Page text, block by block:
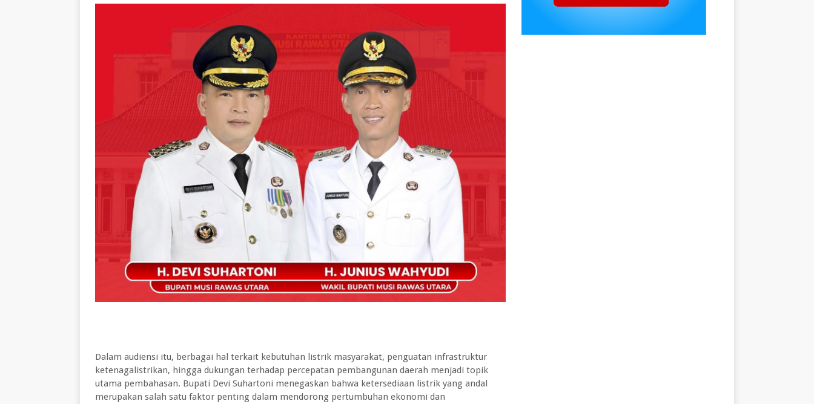
Dalam audiensi itu, berbagai hal terkait kebutuhan listrik masyarakat, penguatan infrastruktur
ketenagalistrikan, hingga dukungan terhadap percepatan pembangunan daerah menjadi topik
utama pembahasan. Bupati Devi Suhartoni menegaskan bahwa ketersediaan listrik yang andal
merupakan salah satu faktor penting dalam mendorong pertumbuhan ekonomi dan